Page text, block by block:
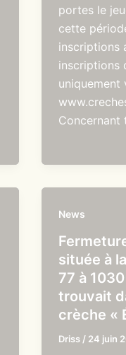
portes le
cette
inscriptions
inscriptions
uniquement
Concernant
News
située à
77 à
trouvait
crèche «
Driss / 24 juin